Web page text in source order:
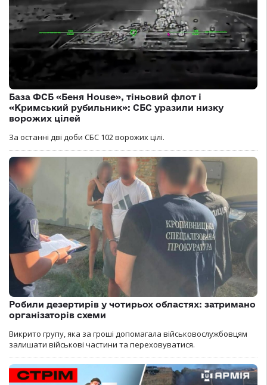
База ФСБ «Беня House», тіньовий флот і
«Кримський рубильник»: СБС уразили низку
ворожих цілей
За останні дві доби СБС 102 ворожих цілі.
Робили дезертирів у чотирьох областях: затримано
організаторів схеми
Викрито групу, яка за гроші допомагала військовослужбовцям
залишати військові частини та переховуватися.